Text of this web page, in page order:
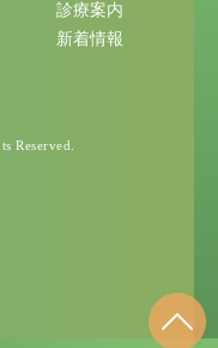
診療案内
新着情報
Reserved.